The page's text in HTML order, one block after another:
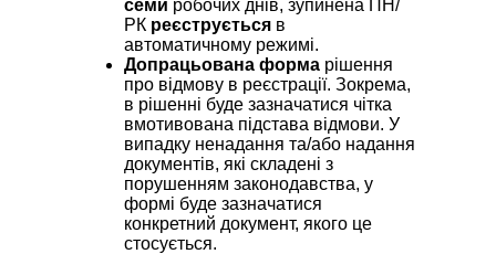
семи робочих днів, зупинена ПН/
РК реєструється в
автоматичному режимі.
Допрацьована форма рішення
про відмову в реєстрації. Зокрема,
в рішенні буде зазначатися чітка
вмотивована підстава відмови. У
випадку ненадання та/або надання
документів, які складені з
порушенням законодавства, у
формі буде зазначатися
конкретний документ, якого це
стосується.